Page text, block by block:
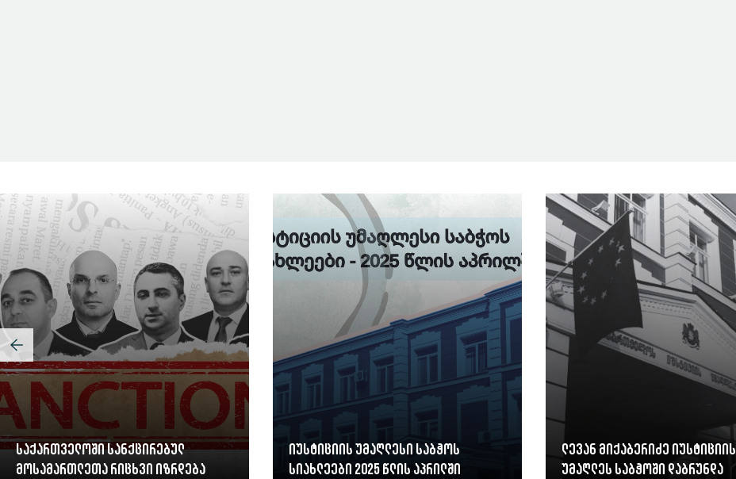
საქართველოში სანქცირებულ
მოსამართლეთა რიცხვი იზრდება
იუსტიციის უმაღლესი საბჭოს
სიახლეები 2025 წლის აპრილში
ლევან მიქაბერიძე იუსტიციის
უმაღლეს საბჭოში დაბრუნდა